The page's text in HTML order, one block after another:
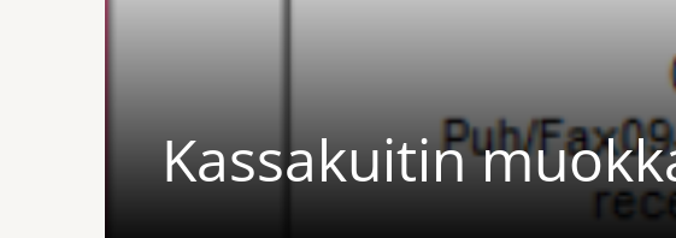
Kassakuitin